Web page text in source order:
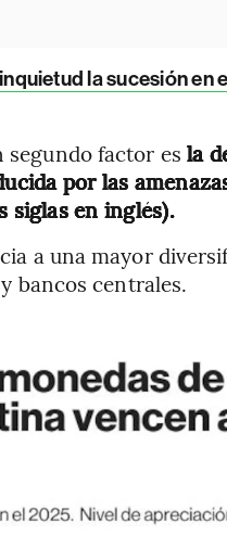
la sucesión en
segundo factor es la
por las
siglas en inglés).
a una mayor
bancos centrales.